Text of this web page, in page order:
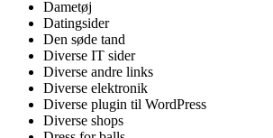
Dametøj
Datingsider
Den søde tand
Diverse IT sider
Diverse andre links
Diverse elektronik
Diverse plugin til WordPress
Diverse shops